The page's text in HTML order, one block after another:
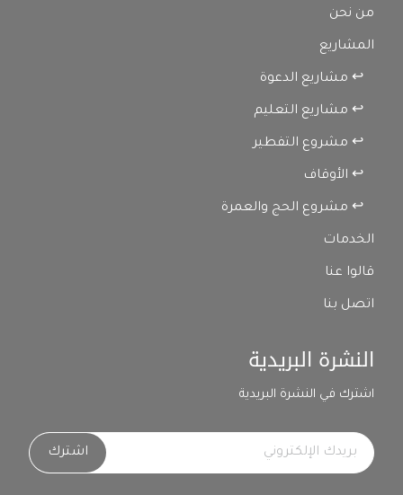
من نحن
المشاريع
↩ مشاريع الدعوة
↩ مشاريع التعليم
↩ مشروع التفطير
↩ الأوقاف
↩ مشروع الحج والعمرة
الخدمات
قالوا عنا
اتصل بنا
النشرة البريدية
اشترك في النشرة البريدية
اشترك